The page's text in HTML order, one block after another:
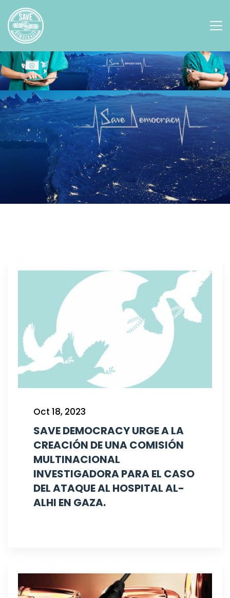
Oct 18, 2023
SAVE DEMOCRACY URGE A LA
CREACIÓN DE UNA COMISIÓN
MULTINACIONAL
INVESTIGADORA PARA EL CASO
DEL ATAQUE AL HOSPITAL AL-
ALHI EN GAZA.